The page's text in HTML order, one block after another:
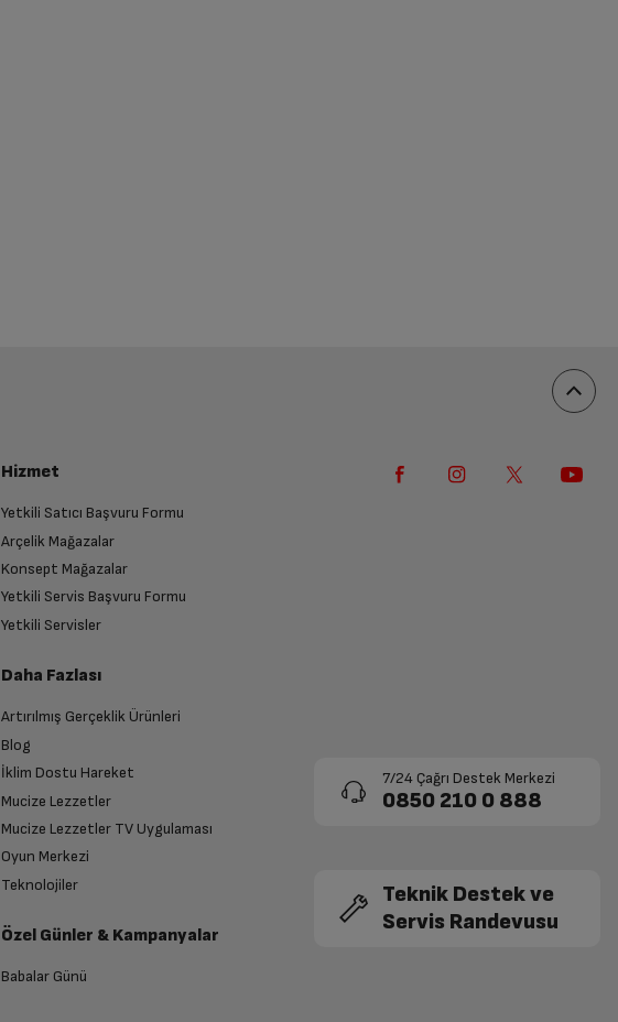
Hizmet
Yetkili Satıcı Başvuru Formu
Arçelik Mağazalar
Konsept Mağazalar
Yetkili Servis Başvuru Formu
Yetkili Servisler
Daha Fazlası
Artırılmış Gerçeklik Ürünleri
Blog
İklim Dostu Hareket
Mucize Lezzetler
Mucize Lezzetler TV Uygulaması
Oyun Merkezi
Teknolojiler
Özel Günler & Kampanyalar
Babalar Günü
7/24 Çağrı Destek Merkezi
0850 210 0 888
Teknik Destek ve
Servis Randevusu